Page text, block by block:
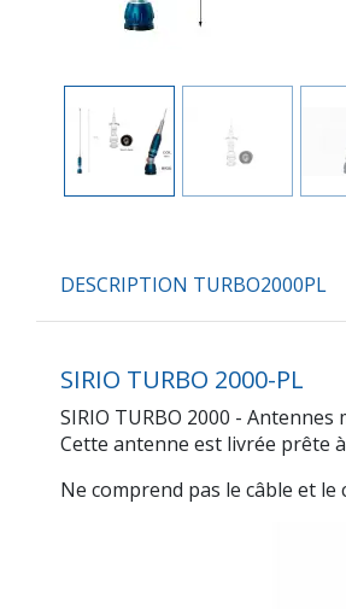
DESCRIPTION TURBO2000PL
SIRIO TURBO 2000-PL
SIRIO TURBO 2000 -
Cette antenne est livrée prête
Ne comprend pas le câble et le